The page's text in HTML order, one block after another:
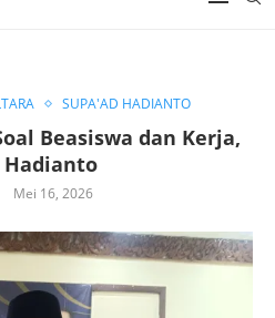
SUPA'AD HADIANTO
Beasiswa dan Kerja,
Hadianto
Mei 16, 2026